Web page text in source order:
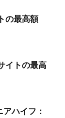
の最高額
イトの最高
ハイフ：